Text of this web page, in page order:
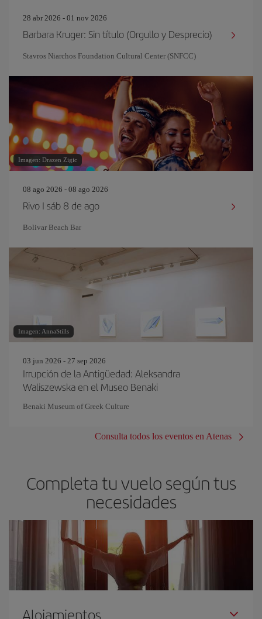
28 abr 2026 - 01 nov 2026
Barbara Kruger: Sin título (Orgullo y Desprecio)
Stavros Niarchos Foundation Cultural Center (SNFCC)
Imagen: Drazen Zigic
08 ago 2026 - 08 ago 2026
Rivo I sáb 8 de ago
Bolivar Beach Bar
Imagen: AnnaStills
03 jun 2026 - 27 sep 2026
Irrupción de la Antigüedad: Aleksandra
Waliszewska en el Museo Benaki
Benaki Museum of Greek Culture
Consulta todos los eventos en Atenas
Completa tu vuelo según tus
necesidades
Alojamientos